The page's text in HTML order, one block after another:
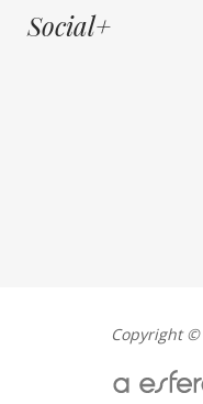
Social+
Copyright ©